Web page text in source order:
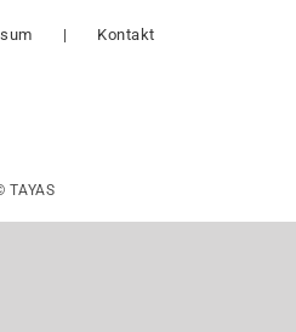
Kontakt
TAYAS